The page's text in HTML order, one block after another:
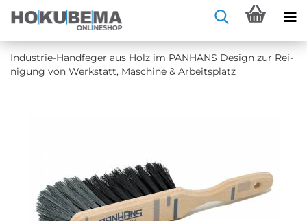
​​​​​​​Industrie-​Handfeger aus Holz im PAN­HANS De­sign zur Rei­
ni­gung von Werk­statt, Ma­schi­ne & Ar­beits­platz